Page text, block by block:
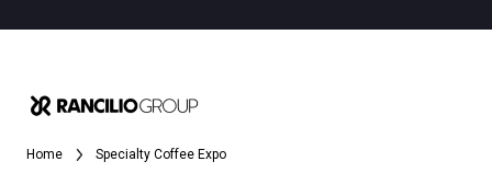
Home Specialty Coffee Expo
News
Altro